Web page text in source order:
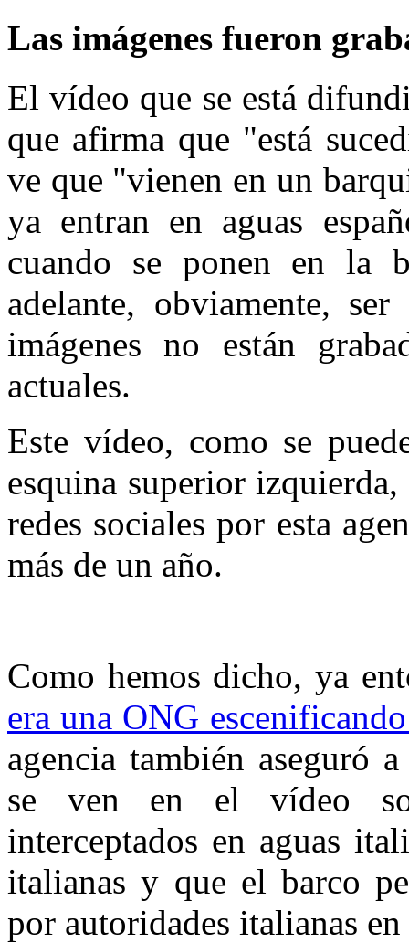
Las imágenes fueron
El vídeo que se está
que afirma que "está
ve que "vienen en un
ya entran en aguas
cuando se ponen en la
adelante, obviamente,
imágenes no están
actuales.
Este vídeo, como se
esquina superior
redes sociales por esta
más de un año.
Como hemos dicho, ya
era una ONG
agencia también aseguró
se ven en el vídeo
interceptados en aguas
italianas y que el barco
por autoridades italianas